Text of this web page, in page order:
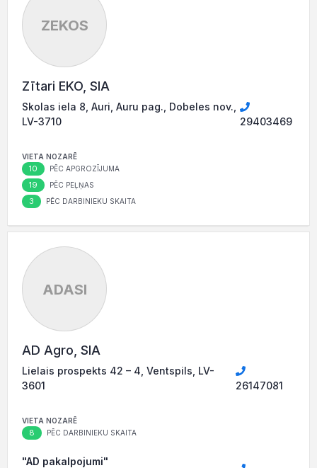
ZEKOS
Zītari EKO, SIA
Skolas iela 8, Auri, Auru pag., Dobeles nov.,
LV-3710
29403469
VIETA NOZARĒ
10 PĒC APGROZĪJUMA
19 PĒC PEĻŅAS
3 PĒC DARBINIEKU SKAITA
ADASI
AD Agro, SIA
Lielais prospekts 42 – 4, Ventspils, LV-
3601
26147081
VIETA NOZARĒ
8 PĒC DARBINIEKU SKAITA
"AD pakalpojumi"